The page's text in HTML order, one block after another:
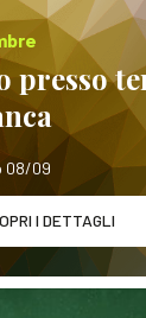
presso
08/09
I DETTAGLI